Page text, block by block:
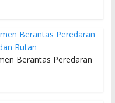
Berantas Peredaran